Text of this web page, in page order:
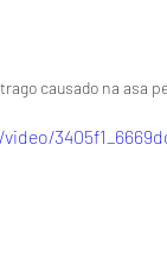
causado na asa